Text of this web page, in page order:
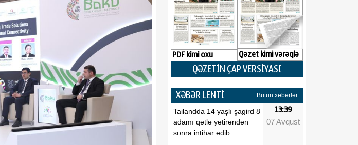
PDF kimi oxu Qəzet kimi vərəqlə
QƏZETİN ÇAP VERSİYASI
XƏBƏR LENTİ Bütün xəbərlər
Tailandda 14 yaşlı şagird 8
adamı qətlə yetirəndən
sonra intihar edib
13:39
07 Avqust